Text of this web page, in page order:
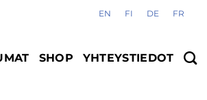
EN FI DE FR
SHOP YHTEYSTIEDOT